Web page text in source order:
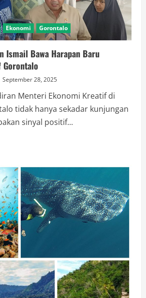
Ekonomi Gorontalo
Ismail Bawa Harapan Baru
September 28, 2025
Menteri Ekonomi Kreatif di
tidak hanya sekadar kunjungan
sinyal positif...